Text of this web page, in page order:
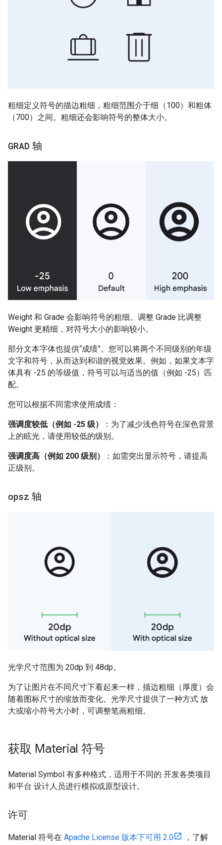
粗细定义符号的描边粗细，粗细范围介于细（100）和粗体
（700）之间。粗细还会影响符号的整体大小。
GRAD 轴
Weight 和 Grade 会影响符号的粗细。调整 Grade 比调整
Weight 更精细，对符号大小的影响较小。
部分文本字体也提供“成绩”。您可以将两个不同级别的年级
文字和符号，从而达到和谐的视觉效果。例如，如果文本字
体具有 -25 的等级值，符号可以与适当的值（例如 -25）匹
配。
您可以根据不同需求使用成绩：
强调度较低（例如 -25 级）
：为了减少浅色符号在深色背景
上的眩光，请使用较低的级别。
强调度高（例如 200 级别）
：如需突出显示符号，请提高
正级别。
opsz 轴
光学尺寸范围为 20dp 到 48dp。
为了让图片在不同尺寸下看起来一样，描边粗细（厚度）会
随着图标尺寸的缩放而变化。光学尺寸提供了一种方式 放
大或缩小符号大小时，可调整笔画粗细。
获取 Material 符号
Material Symbol 有多种格式，适用于不同的 开发各类项目
和平台 设计人员进行模拟或原型设计。
许可
Material 符号在 Apache License 版本下可用 2.0
，了解